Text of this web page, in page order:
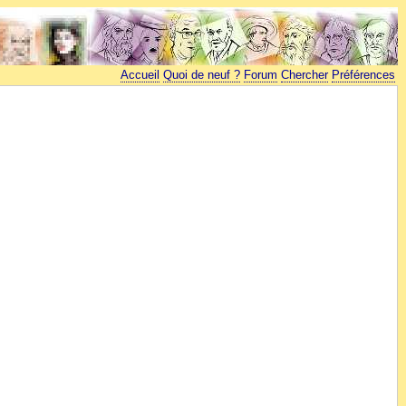
Accueil Quoi de neuf ? Forum Chercher Préférences